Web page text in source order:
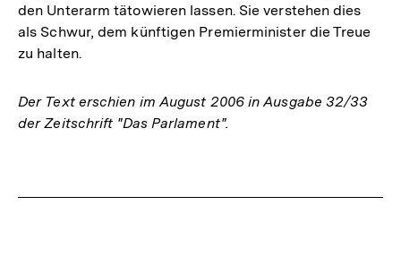
den Unterarm tätowieren lassen. Sie verstehen dies
als Schwur, dem künftigen Premierminister die Treue
zu halten.
Der Text erschien im August 2006 in Ausgabe 32/33
der Zeitschrift "Das Parlament".